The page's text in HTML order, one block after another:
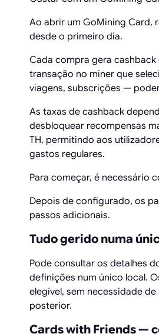
Ao abrir um GoMining Card,
desde o primeiro dia.
Cada compra gera
transação no miner que
viagens, subscrições —
As taxas de cashback
desbloquear recompensas
TH, permitindo aos
gastos regulares.
Para começar, é necessário
Depois de configurado, os
passos adicionais.
Tudo gerido numa
Pode consultar os detalhes
definições num único local.
elegível, sem necessidade
posterior.
Cards with Friends —